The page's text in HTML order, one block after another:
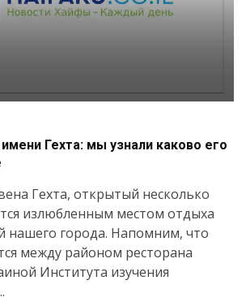
Гехта: мы узнали каково его
Гехта, открытый несколько
излюбленным местом отдыха
нашего города. Напомним, что
между районом ресторана
Института изучения